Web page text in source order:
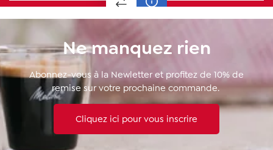
Ne manquez rien
Abonnez-vous à la Newletter et profitez de 10% de
remise sur votre prochaine commande.
Cliquez ici pour vous inscrire